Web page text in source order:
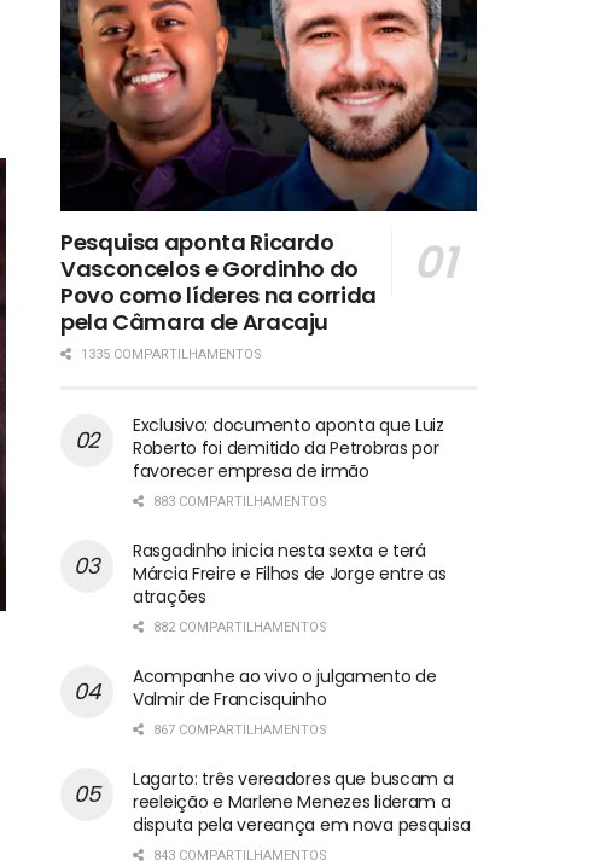
Pesquisa aponta Ricardo
Vasconcelos e Gordinho do
Povo como líderes na corrida
pela Câmara de Aracaju
1335 COMPARTILHAMENTOS
Exclusivo: documento aponta que Luiz
Roberto foi demitido da Petrobras por
favorecer empresa de irmão
883 COMPARTILHAMENTOS
Rasgadinho inicia nesta sexta e terá
Márcia Freire e Filhos de Jorge entre as
atrações
882 COMPARTILHAMENTOS
Acompanhe ao vivo o julgamento de
Valmir de Francisquinho
867 COMPARTILHAMENTOS
Lagarto: três vereadores que buscam a
reeleição e Marlene Menezes lideram a
disputa pela vereança em nova pesquisa
843 COMPARTILHAMENTOS